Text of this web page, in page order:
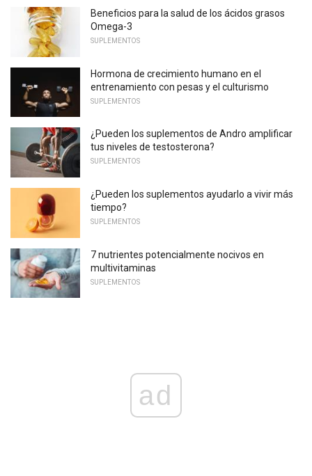
Beneficios para la salud de los ácidos grasos
Omega-3
SUPLEMENTOS
Hormona de crecimiento humano en el
entrenamiento con pesas y el culturismo
SUPLEMENTOS
¿Pueden los suplementos de Andro amplificar
tus niveles de testosterona?
SUPLEMENTOS
¿Pueden los suplementos ayudarlo a vivir más
tiempo?
SUPLEMENTOS
7 nutrientes potencialmente nocivos en
multivitaminas
SUPLEMENTOS
ad